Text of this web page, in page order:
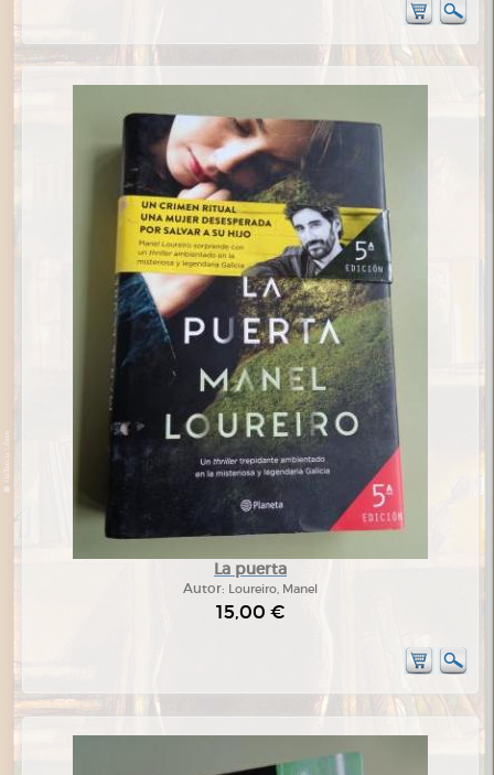
La puerta
Autor: Loureiro, Manel
15,00 €